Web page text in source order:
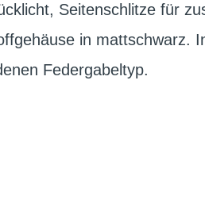
Seitenschlitze für
in mattschwarz.
Federgabeltyp.